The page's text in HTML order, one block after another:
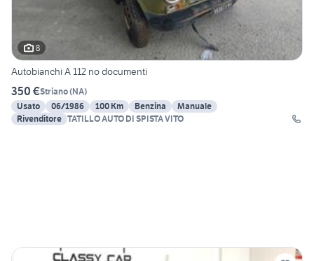
8
Autobianchi A 112 no documenti
350 €Striano(NA)
Usato
06/1986 100 Km Benzina
Manuale
Rivenditore TATILLO AUTO DI SPISTA VITO